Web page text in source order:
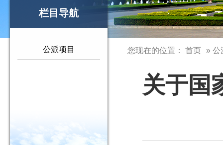
栏目导航
公派项目 您现在的位置： 首页 » 公
关于国